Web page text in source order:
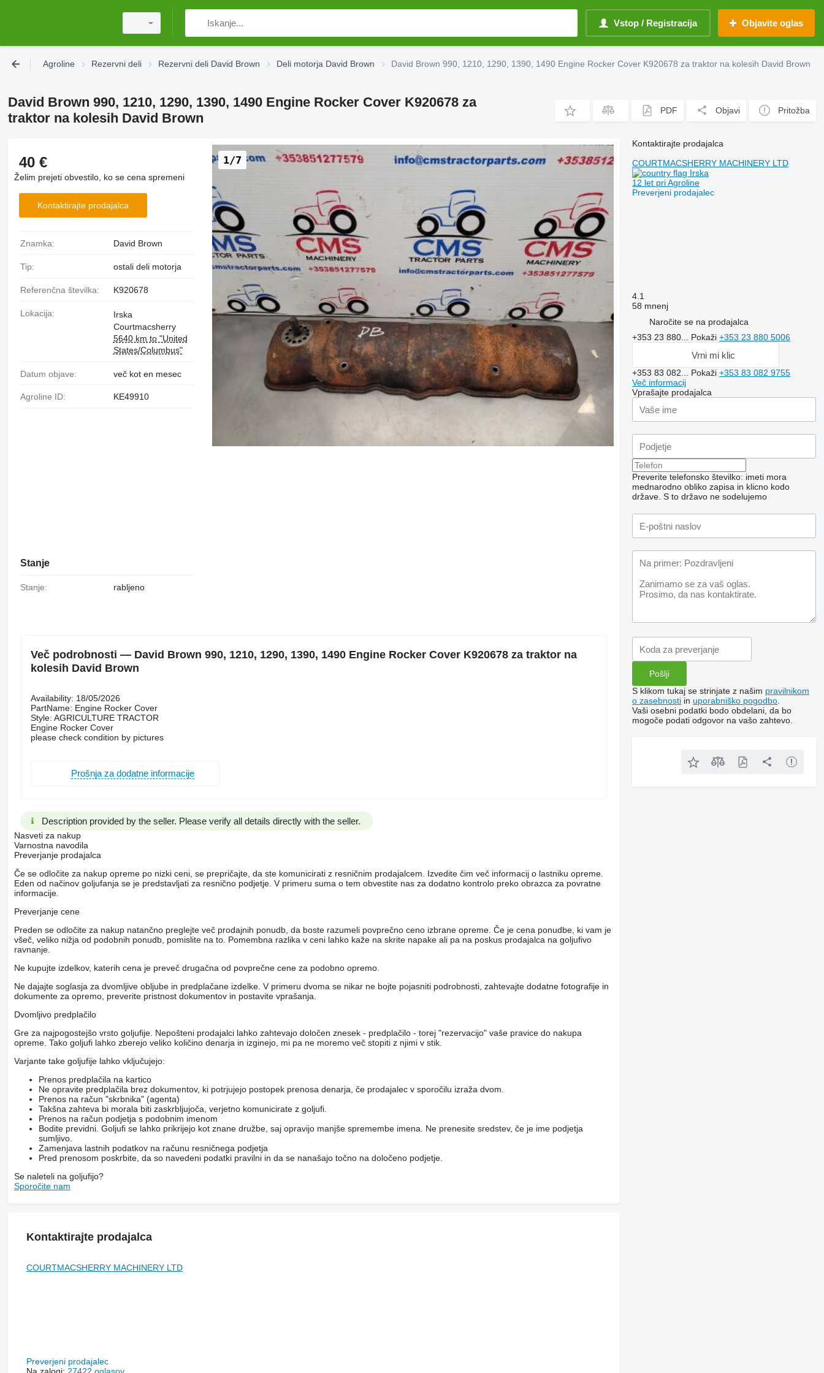
Vstop / Registracija Objavite oglas
Agroline Rezervni deli Rezervni deli David Brown Deli motorja David Brown David Brown 990, 1210, 1290, 1390, 1490 Engine Rocker Cover K920678 za traktor na kolesih David Brown
David Brown 990, 1210, 1290, 1390, 1490 Engine Rocker Cover K920678 za
traktor na kolesih David Brown
PDF Objavi Pritožba
1/7
40 €
Želim prejeti obvestilo, ko se cena spremeni
Kontaktirajte prodajalca
Znamka: David Brown
Tip: ostali deli motorja
Referenčna številka: K920678
Lokacija:
Irska
Courtmacsherry
5640 km to "United
States/Columbus"
Datum objave: več kot en mesec
Agroline ID: KE49910
Stanje
Stanje: rabljeno
Več podrobnosti — David Brown 990, 1210, 1290, 1390, 1490 Engine Rocker Cover K920678 za traktor na
kolesih David Brown
Availability: 18/05/2026
PartName: Engine Rocker Cover
Style: AGRICULTURE TRACTOR
Engine Rocker Cover
please check condition by pictures
Prošnja za dodatne informacije
Description provided by the seller. Please verify all details directly with the seller.
Nasveti za nakup
Varnostna navodila
Preverjanje prodajalca
Če se odločite za nakup opreme po nizki ceni, se prepričajte, da ste komunicirati z resničnim prodajalcem. Izvedite čim več informacij o lastniku opreme.
Eden od načinov goljufanja se je predstavljati za resnično podjetje. V primeru suma o tem obvestite nas za dodatno kontrolo preko obrazca za povratne
informacije.
Preverjanje cene
Preden se odločite za nakup natančno preglejte več prodajnih ponudb, da boste razumeli povprečno ceno izbrane opreme. Če je cena ponudbe, ki vam je
všeč, veliko nižja od podobnih ponudb, pomislite na to. Pomembna razlika v ceni lahko kaže na skrite napake ali pa na poskus prodajalca na goljufivo
ravnanje.
Ne kupujte izdelkov, katerih cena je preveč drugačna od povprečne cene za podobno opremo.
Ne dajajte soglasja za dvomljive obljube in predplačane izdelke. V primeru dvoma se nikar ne bojte pojasniti podrobnosti, zahtevajte dodatne fotografije in
dokumente za opremo, preverite pristnost dokumentov in postavite vprašanja.
Dvomljivo predplačilo
Gre za najpogostejšo vrsto goljufije. Nepošteni prodajalci lahko zahtevajo določen znesek - predplačilo - torej "rezervacijo" vaše pravice do nakupa
opreme. Tako goljufi lahko zberejo veliko količino denarja in izginejo, mi pa ne moremo več stopiti z njimi v stik.
Varjante take goljufije lahko vključujejo:
Prenos predplačila na kartico
Ne opravite predplačila brez dokumentov, ki potrjujejo postopek prenosa denarja, če prodajalec v sporočilu izraža dvom.
Prenos na račun "skrbnika" (agenta)
Takšna zahteva bi morala biti zaskrbljujoča, verjetno komunicirate z goljufi.
Prenos na račun podjetja s podobnim imenom
Bodite previdni. Goljufi se lahko prikrijejo kot znane družbe, saj opravijo manjše spremembe imena. Ne prenesite sredstev, če je ime podjetja
sumljivo.
Zamenjava lastnih podatkov na računu resničnega podjetja
Pred prenosom poskrbite, da so navedeni podatki pravilni in da se nanašajo točno na določeno podjetje.
Se naleteli na goljufijo?
Sporočite nam
Kontaktirajte prodajalca
COURTMACSHERRY MACHINERY LTD
Preverjeni prodajalec
Na zalogi: 27422 oglasov
Kontaktirajte prodajalca
COURTMACSHERRY MACHINERY LTD
Irska
12 let pri Agroline
Preverjeni prodajalec
4.1
58 mnenj
Naročite se na prodajalca
+353 23 880... Pokaži+353 23 880 5006
Vrni mi klic
+353 83 082... Pokaži+353 83 082 9755
Več informacij
Vprašajte prodajalca
Preverite telefonsko številko: imeti mora
mednarodno obliko zapisa in klicno kodo
države. S to državo ne sodelujemo
S klikom tukaj se strinjate z našim pravilnikom
o zasebnosti in uporabniško pogodbo
Vaši osebni podatki bodo obdelani, da bo
mogoče podati odgovor na vašo zahtevo.